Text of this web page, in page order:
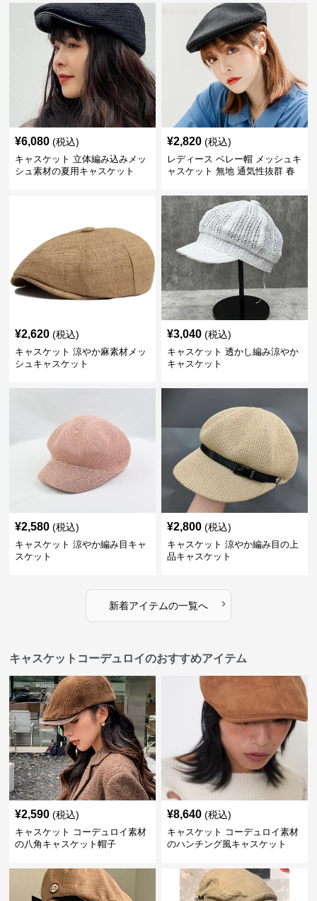
¥6,080 (税込)
キャスケット 立体編み込みメッ
シュ素材の夏用キャスケット
¥2,820 (税込)
レディース ベレー帽 メッシュキ
ャスケット 無地 通気性抜群 春
¥2,620 (税込)
キャスケット 涼やか麻素材メッ
シュキャスケット
¥3,040 (税込)
キャスケット 透かし編み涼やか
キャスケット
¥2,580 (税込)
キャスケット 涼やか編み目キャ
スケット
¥2,800 (税込)
キャスケット 涼やか編み目の上
品キャスケット
新着アイテムの一覧へ ›
キャスケットコーデュロイのおすすめアイテム
¥2,590 (税込)
キャスケット コーデュロイ素材
の八角キャスケット帽子
¥8,640 (税込)
キャスケット コーデュロイ素材
のハンチング風キャスケット